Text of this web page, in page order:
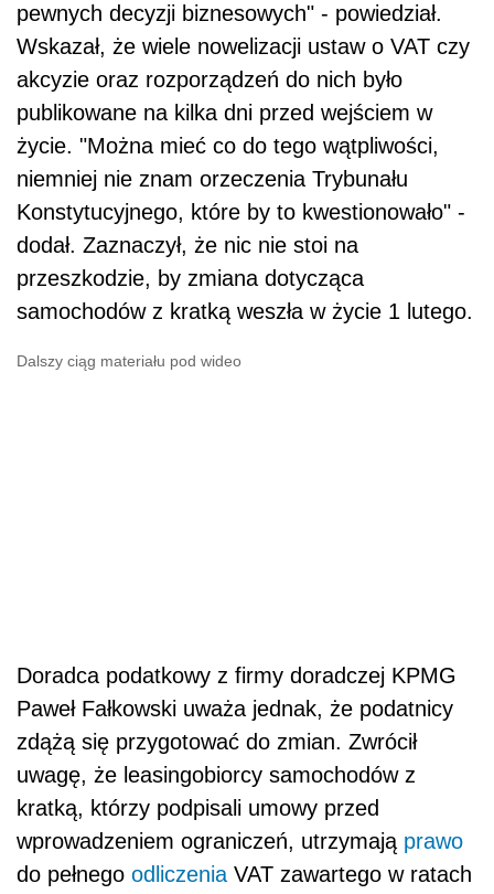
pewnych decyzji biznesowych" - powiedział.
Wskazał, że wiele nowelizacji ustaw o VAT czy
akcyzie oraz rozporządzeń do nich było
publikowane na kilka dni przed wejściem w
życie. "Można mieć co do tego wątpliwości,
niemniej nie znam orzeczenia Trybunału
Konstytucyjnego, które by to kwestionowało" -
dodał. Zaznaczył, że nic nie stoi na
przeszkodzie, by zmiana dotycząca
samochodów z kratką weszła w życie 1 lutego.
Dalszy ciąg materiału pod wideo
Doradca podatkowy z firmy doradczej KPMG
Paweł Fałkowski uważa jednak, że podatnicy
zdążą się przygotować do zmian. Zwrócił
uwagę, że leasingobiorcy samochodów z
kratką, którzy podpisali umowy przed
wprowadzeniem ograniczeń, utrzymają prawo
do pełnego odliczeniaVAT zawartego w ratach